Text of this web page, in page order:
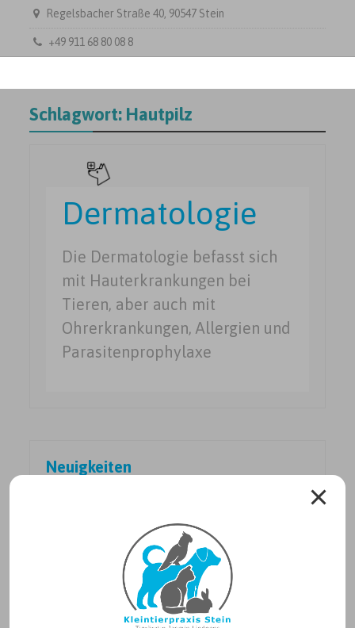
Regelsbacher Straße 40, 90547 Stein
+49 911 68 80 08 8
Schlagwort: Hautpilz
Dermatologie
Die Dermatologie befasst sich
mit Hauterkrankungen bei
Tieren, aber auch mit
Ohrerkrankungen, Allergien und
Parasitenprophylaxe
Neuigkeiten